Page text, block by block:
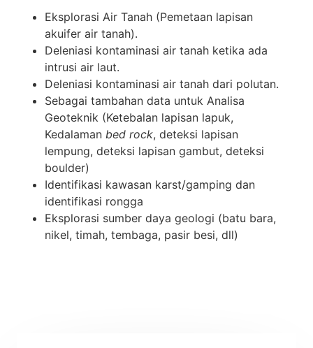
Eksplorasi Air Tanah (Pemetaan lapisan
akuifer air tanah).
Deleniasi kontaminasi air tanah ketika ada
intrusi air laut.
Deleniasi kontaminasi air tanah dari polutan.
Sebagai tambahan data untuk Analisa
Geoteknik (Ketebalan lapisan lapuk,
Kedalaman bed rock, deteksi lapisan
lempung, deteksi lapisan gambut, deteksi
boulder)
Identifikasi kawasan karst/gamping dan
identifikasi rongga
Eksplorasi sumber daya geologi (batu bara,
nikel, timah, tembaga, pasir besi, dll)